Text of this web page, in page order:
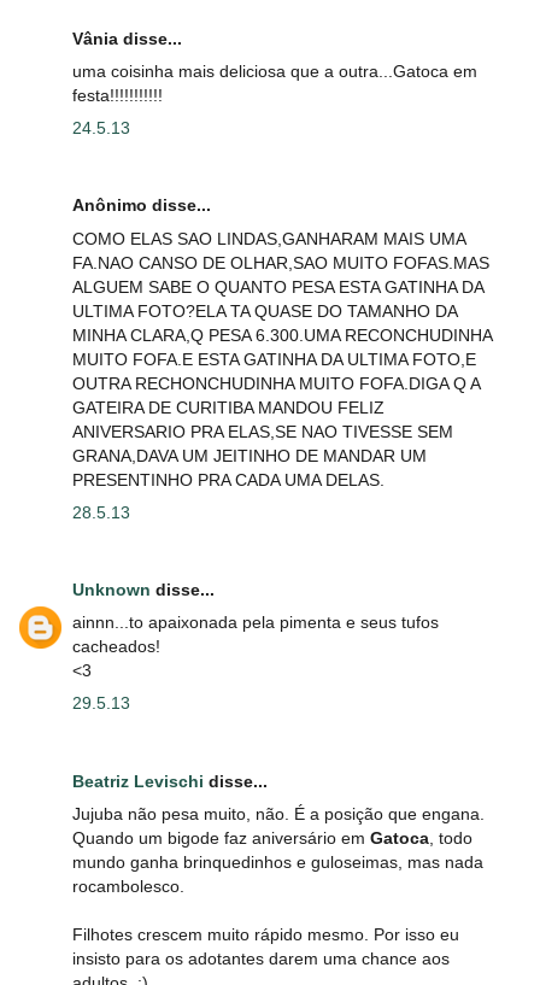
Vânia disse...
uma coisinha mais deliciosa que a outra...Gatoca em
festa!!!!!!!!!!!
24.5.13
Anônimo disse...
COMO ELAS SAO LINDAS,GANHARAM MAIS UMA
FA.NAO CANSO DE OLHAR,SAO MUITO FOFAS.MAS
ALGUEM SABE O QUANTO PESA ESTA GATINHA DA
ULTIMA FOTO?ELA TA QUASE DO TAMANHO DA
MINHA CLARA,Q PESA 6.300.UMA RECONCHUDINHA
MUITO FOFA.E ESTA GATINHA DA ULTIMA FOTO,E
OUTRA RECHONCHUDINHA MUITO FOFA.DIGA Q A
GATEIRA DE CURITIBA MANDOU FELIZ
ANIVERSARIO PRA ELAS,SE NAO TIVESSE SEM
GRANA,DAVA UM JEITINHO DE MANDAR UM
PRESENTINHO PRA CADA UMA DELAS.
28.5.13
Unknown disse...
ainnn...to apaixonada pela pimenta e seus tufos
cacheados!
<3
29.5.13
Beatriz Levischi disse...
Jujuba não pesa muito, não. É a posição que engana.
Quando um bigode faz aniversário em Gatoca , todo
mundo ganha brinquedinhos e guloseimas, mas nada
rocambolesco.
Filhotes crescem muito rápido mesmo. Por isso eu
insisto para os adotantes darem uma chance aos